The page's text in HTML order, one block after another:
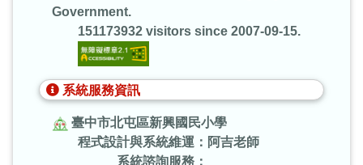
Government.
151173932 visitors since 2007-09-15.
系統服務資訊
臺中市北屯區新興國民小學
程式設計與系統維運：阿吉老師
系統諮詢服務：